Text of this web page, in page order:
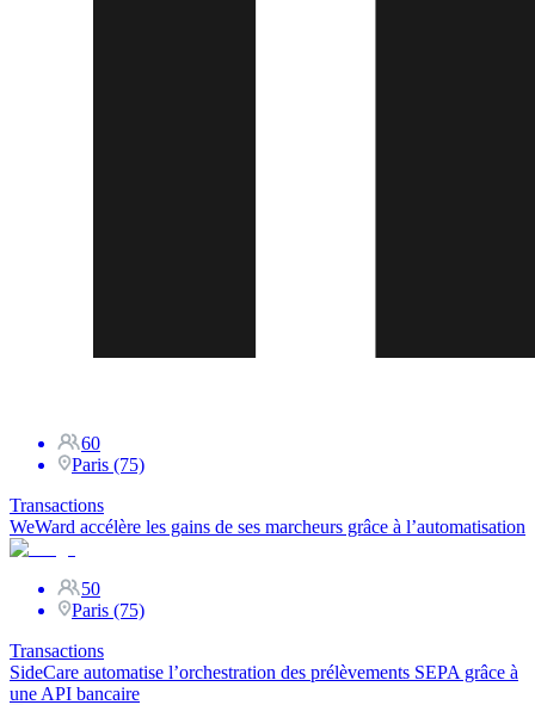
60
Paris (75)
Transactions
WeWard accélère les gains de ses marcheurs grâce à l’automatisation
50
Paris (75)
Transactions
SideCare automatise l’orchestration des prélèvements SEPA grâce à
une API bancaire